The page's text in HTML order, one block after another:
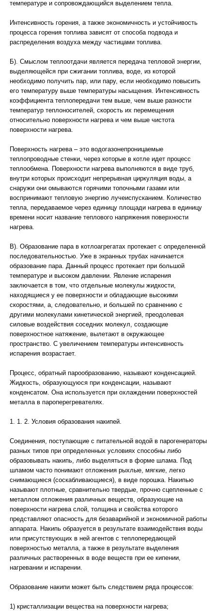
температуре и сопровождающийся выделением тепла.
Интенсивность горения, а также экономичность и устойчивость
процесса горения топлива зависят от способа подвода и
распределения воздуха между частицами топлива.
Б). Смыслом теплоотдачи является передача тепловой энергии,
выделяющейся при сжигании топлива, воде, из которой
необходимо получить пар, или пару, если необходимо повысить
его температуру выше температуры насыщения. Интенсивность
коэффициента теплопередачи тем выше, чем выше разности
температур теплоносителей, скорость их перемещения
относительно поверхности нагрева и чем выше чистота
поверхности нагрева.
Поверхность нагрева – это водогазонепроницаемые
теплопроводные стенки, через которые в котле идет процесс
теплообмена. Поверхности нагрева выполняются в виде труб,
внутри которых происходит непрерывная циркуляция воды, а
снаружи они омываются горячими топочными газами или
воспринимают тепловую энергию лучеиспусканием. Количество
тепла, передаваемое через единицу площади нагрева в единицу
времени носит название теплового напряжения поверхности
нагрева.
В). Образование пара в котлоагрегатах протекает с определенной
последовательностью. Уже в экранных трубах начинается
образование пара. Данный процесс протекает при большой
температуре и высоком давлении. Явление испарения
заключается в том, что отдельные молекулы жидкости,
находящиеся у ее поверхности и обладающие высокими
скоростями, а, следовательно, и большей по сравнению с
другими молекулами кинетической энергией, преодолевая
силовые воздействия соседних молекул, создающие
поверхностное натяжение, вылетают в окружающее
пространство. С увеличением температуры интенсивность
испарения возрастает.
Процесс, обратный парообразованию, называют конденсацией.
Жидкость, образующуюся при конденсации, называют
конденсатом. Она используется при охлаждении поверхностей
металла в пароперегревателях.
1. 1. 2. Условия образования накипей.
Соединения, поступающие с питательной водой в парогенераторы
разных типов при определенных условиях способны либо
образовывать накипь, либо выделяться в форме шлама. Под
шламом часто понимают отложения рыхлые, мягкие, легко
снимающиеся (соскабливающиеся), в виде порошка. Накипью
называют плотные, сравнительно твердые, прочно сцепленные с
металлом отложения различных веществ, образующие на
поверхности нагрева слой, толщина и свойства которого
представляют опасность для безаварийной и экономичной работы
аппарата. Накипь образуется в результате взаимодействия воды
или присутствующих в ней агентов с теплопередающей
поверхностью металла, а также в результате выделения
различных растворенных в воде веществ при ее кипении,
нагревании и испарении.
Образование накипи может быть следствием ряда процессов:
1) кристаллизации вещества на поверхности нагрева;